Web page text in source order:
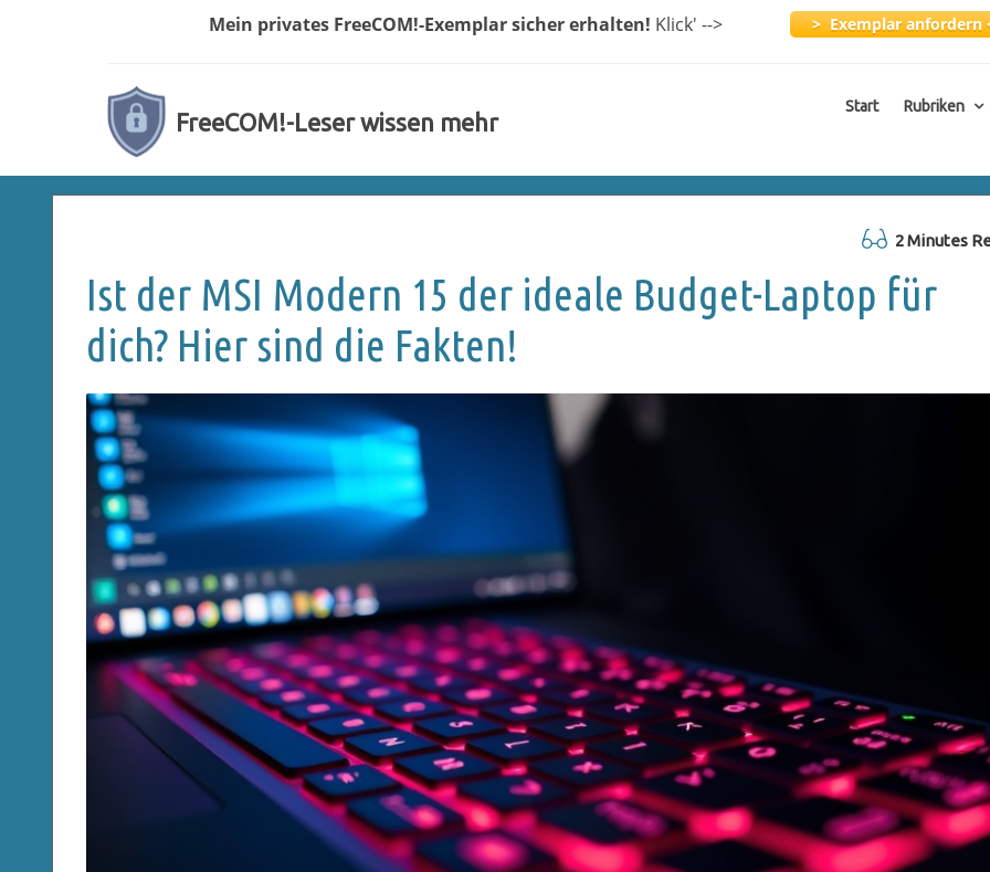
Mein privates FreeCOM!-Exemplarsicher erhalten! Klick' --> > Exemplar anfordern
FreeCOM!-Leser wissen mehr
Start Rubriken
2 Minutes
Ist der MSI Modern 15 der ideale Budget-Laptop für
dich? Hier sind die Fakten!